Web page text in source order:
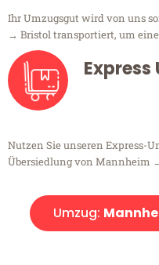
Ihr Umzugsgut wird von uns
→ Bristol transportiert, um
Express
Nutzen Sie unseren Express-
Übersiedlung von Mannheim
Umzug: